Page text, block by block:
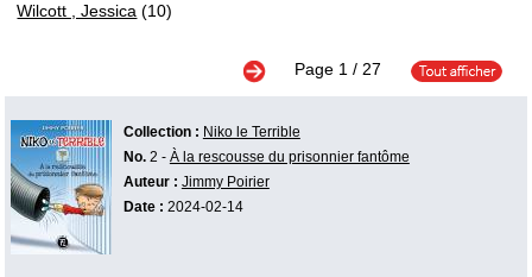
Wilcott , Jessica (10)
Page 1/ 27
Collection : Niko le Terrible
No.2 - À la rescousse du prisonnier fantôme
Auteur : Jimmy Poirier
Date : 2024-02-14